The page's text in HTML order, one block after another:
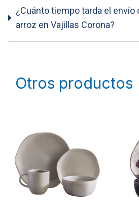
¿Cuánto tiempo tarda el envío
arroz en Vajillas Corona?
Otros productos